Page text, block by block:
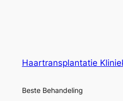
Haartransplantatie
Beste Behandeling